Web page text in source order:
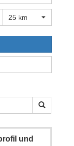
25 km
und